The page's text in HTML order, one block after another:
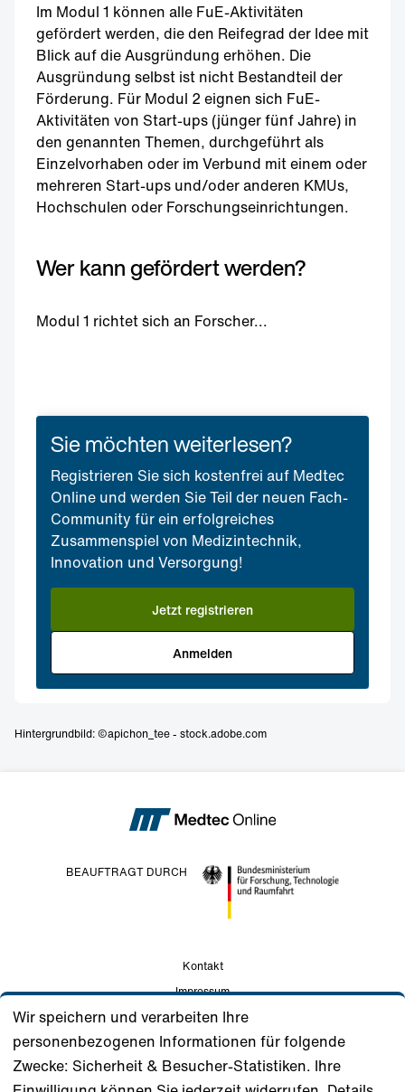
Im Modul 1 können alle FuE-Aktivitäten
gefördert werden, die den Reifegrad der Idee mit
Blick auf die Ausgründung erhöhen. Die
Ausgründung selbst ist nicht Bestandteil der
Förderung. Für Modul 2 eignen sich FuE-
Aktivitäten von Start-ups (jünger fünf Jahre) in
den genannten Themen, durchgeführt als
Einzelvorhaben oder im Verbund mit einem oder
mehreren Start-ups und/oder anderen KMUs,
Hochschulen oder Forschungseinrichtungen.
Wer kann gefördert werden?
Modul 1 richtet sich an Forscher...
Sie möchten weiterlesen?
Registrieren Sie sich kostenfrei auf Medtec
Online und werden Sie Teil der neuen Fach-
Community für ein erfolgreiches
Zusammenspiel von Medizintechnik,
Innovation und Versorgung!
Jetzt registrieren
Anmelden
Hintergrundbild: ©apichon_tee - stock.adobe.com
BEAUFTRAGT DURCH
Kontakt
Impressum
Datenschutz
Nutzungsbedingungen
Gemeinschaftsstandards
Wir speichern und verarbeiten Ihre
personenbezogenen Informationen für folgende
Zwecke: Sicherheit & Besucher-Statistiken. Ihre